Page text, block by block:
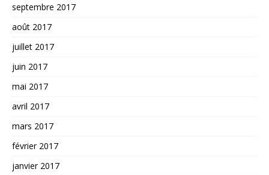
septembre 2017
août 2017
juillet 2017
juin 2017
mai 2017
avril 2017
mars 2017
février 2017
janvier 2017